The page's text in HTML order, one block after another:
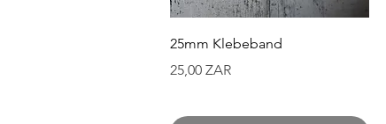
Schnellansicht
25mm Klebeband
Preis
25,00 ZAR